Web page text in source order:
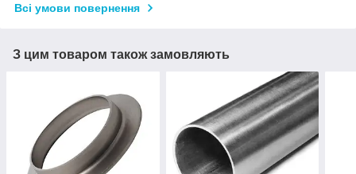
Всі умови повернення
З цим товаром також замовляють